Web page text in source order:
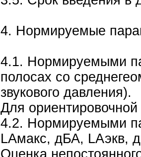
4. Нормируемые
4.1. Нормируемыми
полосах со
звукового давления).
Для
4.2. Нормируемыми
LАмакс, дБА, LАэкв,